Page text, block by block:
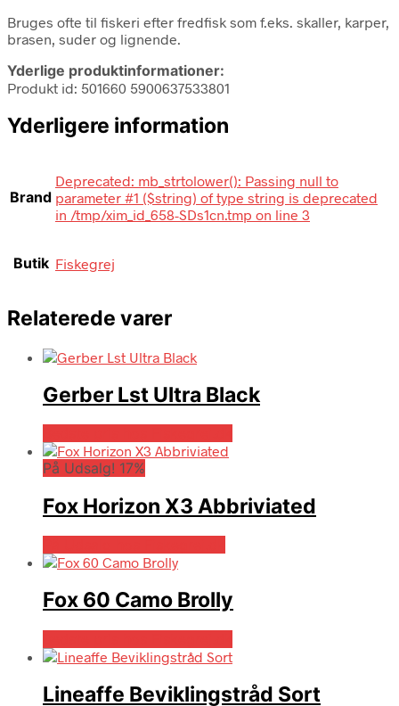
Bruges ofte til fiskeri efter fredfisk som f.eks. skaller, karper,
brasen, suder og lignende.
Yderlige produktinformationer:
Produkt id: 501660 5900637533801
Yderligere information
Brand
Deprecated: mb_strtolower(): Passing null to
parameter #1 ($string) of type string is deprecated
in /tmp/xim_id_658-SDs1cn.tmp on line 3
Butik Fiskegrej
Relaterede varer
Gerber Lst Ultra Black
På Udsalg! 17%
Fox Horizon X3 Abbriviated
Fox 60 Camo Brolly
Lineaffe Beviklingstråd Sort